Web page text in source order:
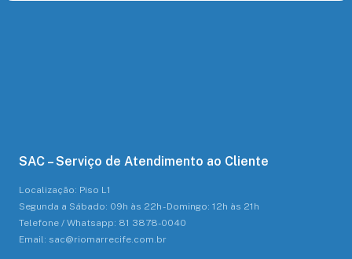
SAC – Serviço de Atendimento ao Cliente
Localização: Piso L1
Segunda a Sábado: 09h às 22h - Domingo: 12h às 21h
Telefone / Whatsapp: 81 3878-0040
Email: sac@riomarrecife.com.br